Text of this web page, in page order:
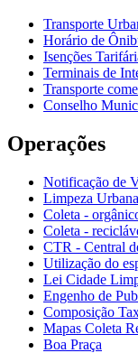
Transporte
Horário de
Isenções
Terminais de
Transporte
Conselho
Operações
Notificação de
Limpeza Urbana
Coleta -
Coleta -
CTR - Central
Utilização do
Lei Cidade
Engenho de
Composição
Mapas Coleta
Boa Praça